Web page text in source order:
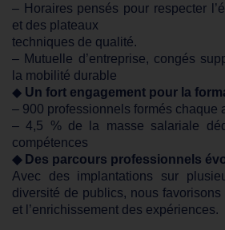
– Horaires pensés pour respecter
et des plateaux
techniques de qualité.
– Mutuelle d’entreprise, congés
la mobilité durable
◆ Un fort engagement pour la
– 900 professionnels formés chaque
– 4,5 % de la masse salariale
compétences
◆ Des parcours professionnels
Avec des implantations sur
diversité de publics, nous
et l’enrichissement des expériences.